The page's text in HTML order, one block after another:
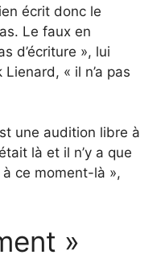
écrit donc le
Le faux en
d’écriture », lui
« il n’a pas
une audition libre à
là et il n’y a que
à ce moment-là »,
»